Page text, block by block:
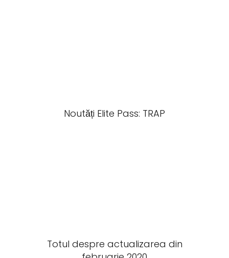
Noutăți Elite Pass: TRAP
Totul despre actualizarea din